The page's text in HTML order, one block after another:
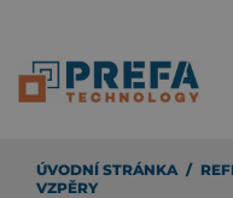
ÚVODNÍ STRÁNKA /
VZPĚRY